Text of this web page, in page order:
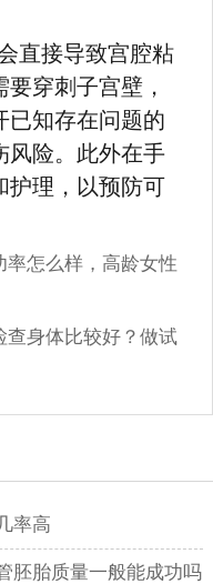
直接导致宫腔粘
穿刺子宫壁，
已知存在问题的
风险。此外在手
理，以预防可
怎么样，高龄女性
查身体比较好？做试
率高
胚胎质量一般能成功吗